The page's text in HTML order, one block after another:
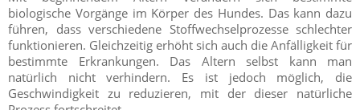
biologische Vorgänge im Körper des Hundes. Das kann dazu
führen, dass verschiedene Stoffwechselprozesse schlechter
funktionieren. Gleichzeitig erhöht sich auch die Anfälligkeit für
bestimmte Erkrankungen. Das Altern selbst kann man
natürlich nicht verhindern. Es ist jedoch möglich, die
Geschwindigkeit zu reduzieren, mit der dieser natürliche